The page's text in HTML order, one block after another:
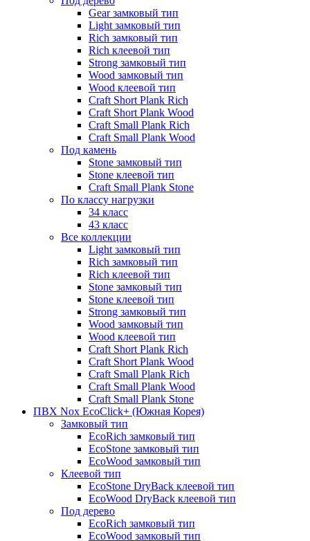
Gear замковый тип
Light замковый тип
Rich замковый тип
Rich клеевой тип
Strong замковый тип
Wood замковый тип
Wood клеевой тип
Craft Short Plank Rich
Craft Short Plank Wood
Craft Small Plank Rich
Craft Small Plank Wood
Под камень
Stone замковый тип
Stone клеевой тип
Craft Small Plank Stone
По классу нагрузки
34 класс
43 класс
Все коллекции
Light замковый тип
Rich замковый тип
Rich клеевой тип
Stone замковый тип
Stone клеевой тип
Strong замковый тип
Wood замковый тип
Wood клеевой тип
Craft Short Plank Rich
Craft Short Plank Wood
Craft Small Plank Rich
Craft Small Plank Wood
Craft Small Plank Stone
ПВХ Nox EcoClick+ (Южная Корея)
Замковый тип
EcoRich замковый тип
EcoStone замковый тип
EcoWood замковый тип
Клеевой тип
EcoStone DryBack клеевой тип
EcoWood DryBack клеевой тип
Под дерево
EcoRich замковый тип
EcoWood замковый тип